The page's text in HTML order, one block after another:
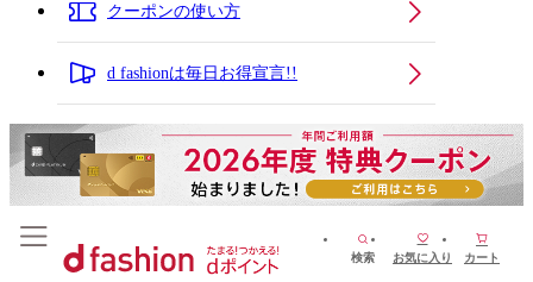
クーポンの使い方
d fashionは毎日お得宣言!!
検索 お気に入り カート